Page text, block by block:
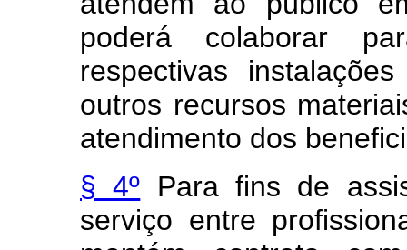
poderá colaborar
respectivas
outros recursos
atendimento dos
§ 4º Para fins de
serviço entre